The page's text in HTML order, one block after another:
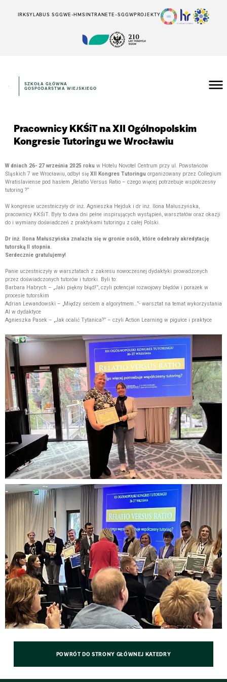
IRKSYLABUS SGGWE-HMSINTRANETE-SGGWPROJEKTY
SZKOŁA GŁÓWNA
GOSPODARSTWA WIEJSKIEGO
Pracownicy KKŚiT na XII Ogólnopolskim
Kongresie Tutoringu we Wrocławiu
W dniach 26- 27 września 2025 roku w Hotelu Novotel Centrum przy ul. Powstańców
Śląskich 7 we Wrocławiu, odbył się XII Kongres Tutoringu organizowany przez Collegium
Wratislaviense pod hasłem „Relatio Versus Ratio – czego więcej potrzebuje współczesny
tutoring ?”
W kongresie uczestniczyły dr inż. Agnieszka Hejduk i dr inż. Ilona Małuszyńska,
pracownicy KKŚiT. Były to dwa dni pełne inspirujących wystąpień, warsztatów oraz okazji
do i wymiany doświadczeń z praktykami tutoringu z całej Polski.
Dr inż. Ilona Małuszyńska znalazła się w gronie osób, które odebrały akredytację
tutorską II stopnia.
Serdecznie gratulujemy!
Panie uczestniczyły w warsztatach z zakresu nowoczesnej dydaktyki prowadzonych
przez doświadczonych tutorów i tutorki. Byli to:
Barbara Habrych – „Jaki piękny błąd!”, czyli potencjał rozwojowy błędów i porażek w
procesie tutorskim
Adrian Lewandowski – „Między sercem a algorytmem…”- warsztat na temat wykorzystania
AI w dydaktyce
Agnieszka Pasek – „Jak ocalić Tytanica?” – czyli Action Learning w pigułce i praktyce
POWRÓT DO STRONY GŁÓWNEJ KATEDRY